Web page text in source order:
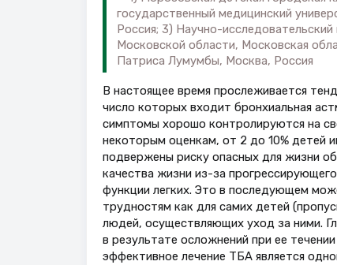
государственный медицинский
Россия; 3) Научно-
Московской области, Московская
Патриса Лумумбы, Москва, Россия
В настоящее время прослеживается
число которых входит бронхиальная
симптомы хорошо контролируются на
некоторым оценкам, от 2 до 10% детей
подвержены риску опасных для жизни
качества жизни из-за
функции легких. Это в последующем
трудностям как для самих детей
людей, осуществляющих уход за ними.
в результате осложнений при ее
эффективное лечение ТБА является